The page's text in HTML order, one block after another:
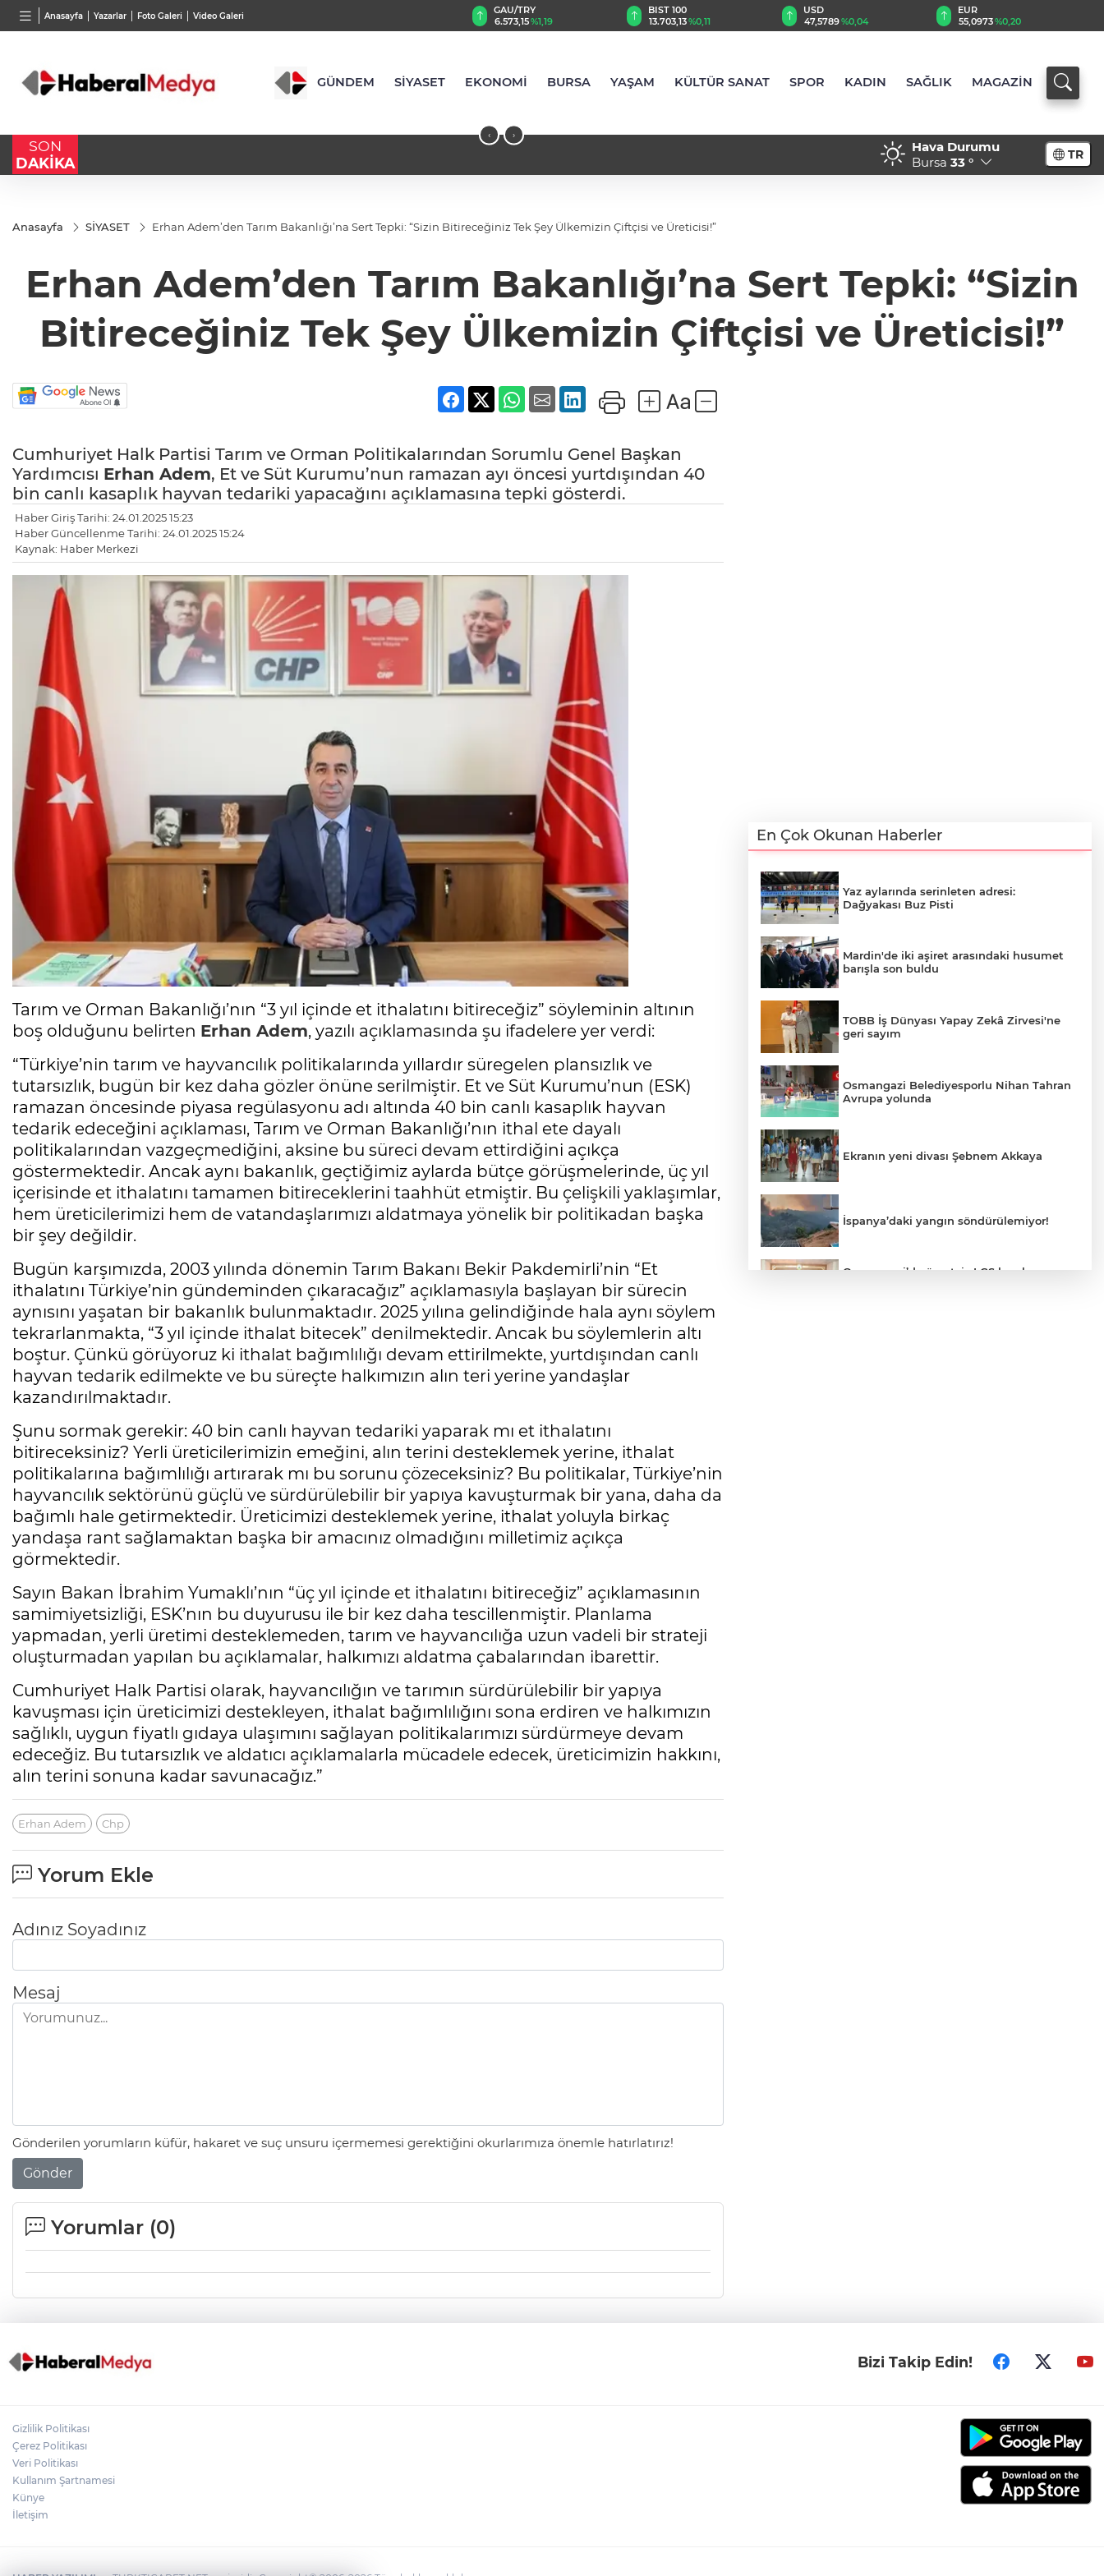
Anasayfa Yazarlar Foto Galeri Video Galeri
BGN
28,0626%0,37
VND
0,0018%0,12
BIST 100
13.703,13%0,11
USD
47,5789%0,04
EUR
55,0973%0,20
GBP
64,2141%0,21
GÜNDEM SİYASET EKONOMİ BURSA YAŞAM KÜLTÜR SANAT SPOR KADIN SAĞLIK MAGAZİN
SON
DAKİKA
‹ ›
Hava Durumu
Bursa 33 ° TR
Anasayfa SİYASET Erhan Adem’den Tarım Bakanlığı’na Sert Tepki: “Sizin Bitireceğiniz Tek Şey Ülkemizin Çiftçisi ve Üreticisi!”
Erhan Adem’den Tarım Bakanlığı’na Sert Tepki: “Sizin
Bitireceğiniz Tek Şey Ülkemizin Çiftçisi ve Üreticisi!”
Cumhuriyet Halk Partisi Tarım ve Orman Politikalarından Sorumlu Genel Başkan
Yardımcısı Erhan Adem, Et ve Süt Kurumu’nun ramazan ayı öncesi yurtdışından 40
bin canlı kasaplık hayvan tedariki yapacağını açıklamasına tepki gösterdi.
Haber Giriş Tarihi: 24.01.2025 15:23
Haber Güncellenme Tarihi: 24.01.2025 15:24
Kaynak: Haber Merkezi
Tarım ve Orman Bakanlığı’nın “3 yıl içinde et ithalatını bitireceğiz” söyleminin altının
boş olduğunu belirten Erhan Adem, yazılı açıklamasında şu ifadelere yer verdi:
“Türkiye’nin tarım ve hayvancılık politikalarında yıllardır süregelen plansızlık ve
tutarsızlık, bugün bir kez daha gözler önüne serilmiştir. Et ve Süt Kurumu’nun (ESK)
ramazan öncesinde piyasa regülasyonu adı altında 40 bin canlı kasaplık hayvan
tedarik edeceğini açıklaması, Tarım ve Orman Bakanlığı’nın ithal ete dayalı
politikalarından vazgeçmediğini, aksine bu süreci devam ettirdiğini açıkça
göstermektedir. Ancak aynı bakanlık, geçtiğimiz aylarda bütçe görüşmelerinde, üç yıl
içerisinde et ithalatını tamamen bitireceklerini taahhüt etmiştir. Bu çelişkili yaklaşımlar,
hem üreticilerimizi hem de vatandaşlarımızı aldatmaya yönelik bir politikadan başka
bir şey değildir.
Bugün karşımızda, 2003 yılında dönemin Tarım Bakanı Bekir Pakdemirli’nin “Et
ithalatını Türkiye’nin gündeminden çıkaracağız” açıklamasıyla başlayan bir sürecin
aynısını yaşatan bir bakanlık bulunmaktadır. 2025 yılına gelindiğinde hala aynı söylem
tekrarlanmakta, “3 yıl içinde ithalat bitecek” denilmektedir. Ancak bu söylemlerin altı
boştur. Çünkü görüyoruz ki ithalat bağımlılığı devam ettirilmekte, yurtdışından canlı
hayvan tedarik edilmekte ve bu süreçte halkımızın alın teri yerine yandaşlar
kazandırılmaktadır.
Şunu sormak gerekir: 40 bin canlı hayvan tedariki yaparak mı et ithalatını
bitireceksiniz? Yerli üreticilerimizin emeğini, alın terini desteklemek yerine, ithalat
politikalarına bağımlılığı artırarak mı bu sorunu çözeceksiniz? Bu politikalar, Türkiye’nin
hayvancılık sektörünü güçlü ve sürdürülebilir bir yapıya kavuşturmak bir yana, daha da
bağımlı hale getirmektedir. Üreticimizi desteklemek yerine, ithalat yoluyla birkaç
yandaşa rant sağlamaktan başka bir amacınız olmadığını milletimiz açıkça
görmektedir.
Sayın Bakan İbrahim Yumaklı’nın “üç yıl içinde et ithalatını bitireceğiz” açıklamasının
samimiyetsizliği, ESK’nın bu duyurusu ile bir kez daha tescillenmiştir. Planlama
yapmadan, yerli üretimi desteklemeden, tarım ve hayvancılığa uzun vadeli bir strateji
oluşturmadan yapılan bu açıklamalar, halkımızı aldatma çabalarından ibarettir.
Cumhuriyet Halk Partisi olarak, hayvancılığın ve tarımın sürdürülebilir bir yapıya
kavuşması için üreticimizi destekleyen, ithalat bağımlılığını sona erdiren ve halkımızın
sağlıklı, uygun fiyatlı gıdaya ulaşımını sağlayan politikalarımızı sürdürmeye devam
edeceğiz. Bu tutarsızlık ve aldatıcı açıklamalarla mücadele edecek, üreticimizin hakkını,
alın terini sonuna kadar savunacağız.”
Erhan Adem Chp
Yorum Ekle
Adınız Soyadınız
Mesaj
Gönderilen yorumların küfür, hakaret ve suç unsuru içermemesi gerektiğini okurlarımıza önemle hatırlatırız!
Gönder
Yorumlar (0)
En Çok Okunan Haberler
Yaz aylarında serinleten adresi:
Dağyakası Buz Pisti
Mardin'de iki aşiret arasındaki husumet
barışla son buldu
TOBB İş Dünyası Yapay Zekâ Zirvesi'ne
geri sayım
Osmangazi Belediyesporlu Nihan Tahran
Avrupa yolunda
Ekranın yeni divası Şebnem Akkaya
İspanya’daki yangın söndürülemiyor!
Osmangazi’de ücretsiz LGS kurslarının
Bizi Takip Edin!
Gizlilik Politikası
Çerez Politikası
Veri Politikası
Kullanım Şartnamesi
Künye
İletişim